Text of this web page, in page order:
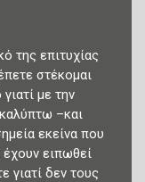
της επιτυχίας
στέκομαι
με την
–και
εκείνα που
ειπωθεί
γιατί δεν τους